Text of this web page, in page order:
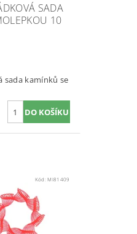
SADA
10
sada kamínků se
Kód:MI81409